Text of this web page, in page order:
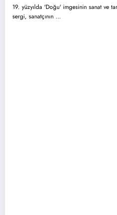
19. yüzyılda 'Doğu' imgesinin sanat ve
sergi, sanatçının …